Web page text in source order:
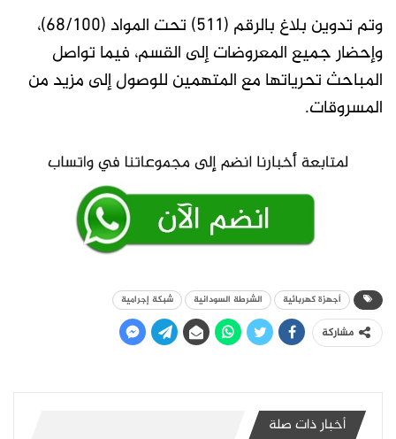
وتم تدوين بلاغ بالرقم (511) تحت المواد (68/100)،
وإحضار جميع المعروضات إلى القسم، فيما تواصل
المباحث تحرياتها مع المتهمين للوصول إلى مزيد من
المسروقات.
أجهزة كهربائية الشرطة السودانية شبكة إجرامية
مشاركة
أخبار ذات صلة